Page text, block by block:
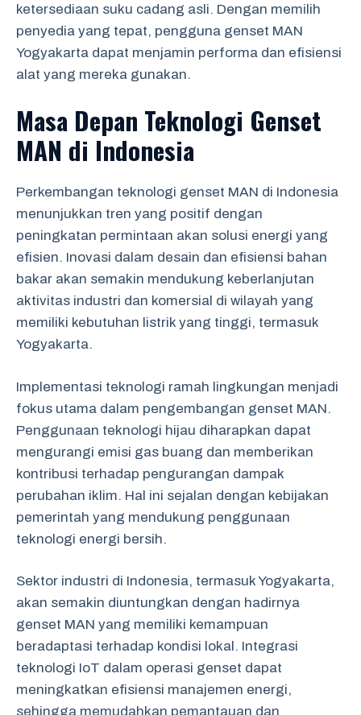
ketersediaan suku cadang asli. Dengan memilih
penyedia yang tepat, pengguna genset MAN
Yogyakarta dapat menjamin performa dan efisiensi
alat yang mereka gunakan.
Masa Depan Teknologi Genset
MAN di Indonesia
Perkembangan teknologi genset MAN di Indonesia
menunjukkan tren yang positif dengan
peningkatan permintaan akan solusi energi yang
efisien. Inovasi dalam desain dan efisiensi bahan
bakar akan semakin mendukung keberlanjutan
aktivitas industri dan komersial di wilayah yang
memiliki kebutuhan listrik yang tinggi, termasuk
Yogyakarta.
Implementasi teknologi ramah lingkungan menjadi
fokus utama dalam pengembangan genset MAN.
Penggunaan teknologi hijau diharapkan dapat
mengurangi emisi gas buang dan memberikan
kontribusi terhadap pengurangan dampak
perubahan iklim. Hal ini sejalan dengan kebijakan
pemerintah yang mendukung penggunaan
teknologi energi bersih.
Sektor industri di Indonesia, termasuk Yogyakarta,
akan semakin diuntungkan dengan hadirnya
genset MAN yang memiliki kemampuan
beradaptasi terhadap kondisi lokal. Integrasi
teknologi IoT dalam operasi genset dapat
meningkatkan efisiensi manajemen energi,
sehingga memudahkan pemantauan dan